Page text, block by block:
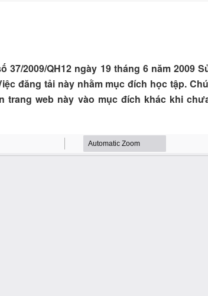
2009/QH12 ngày 19 tháng 6 năm 2009
đăng tải này nhằm mục đích học tập.
trang web này vào mục đích khác khi